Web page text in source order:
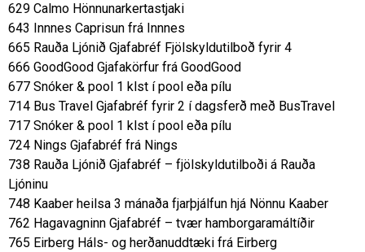
629 Calmo Hönnunarkertastjaki
643 Innnes Caprisun frá Innnes
665 Rauða Ljónið Gjafabréf Fjölskyldutilboð fyrir 4
666 GoodGood Gjafakörfur frá GoodGood
677 Snóker & pool 1 klst í pool eða pílu
714 Bus Travel Gjafabréf fyrir 2 í dagsferð með BusTravel
717 Snóker & pool 1 klst í pool eða pílu
724 Nings Gjafabréf frá Nings
738 Rauða Ljónið Gjafabréf – fjölskyldutilboði á Rauða
Ljóninu
748 Kaaber heilsa 3 mánaða fjarþjálfun hjá Nönnu Kaaber
762 Hagavagninn Gjafabréf – tvær hamborgaramáltíðir
765 Eirberg Háls- og herðanuddtæki frá Eirberg